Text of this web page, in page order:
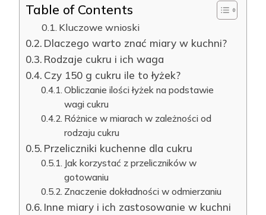
Table of Contents
Kluczowe wnioski
Dlaczego warto znać miary w kuchni?
Rodzaje cukru i ich waga
Czy 150 g cukru ile to łyżek?
Obliczanie ilości łyżek na podstawie
wagi cukru
Różnice w miarach w zależności od
rodzaju cukru
Przeliczniki kuchenne dla cukru
Jak korzystać z przeliczników w
gotowaniu
Znaczenie dokładności w odmierzaniu
Inne miary i ich zastosowanie w kuchni